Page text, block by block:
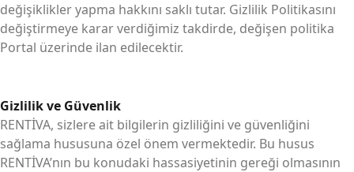
değişiklikler yapma hakkını saklı tutar. Gizlilik Politikasını
değiştirmeye karar verdiğimiz takdirde, değişen politika
Portal üzerinde ilan edilecektir.
Gizlilik ve Güvenlik
RENTİVA, sizlere ait bilgilerin gizliliğini ve güvenliğini
sağlama hususuna özel önem vermektedir. Bu husus
RENTİVA’nın bu konudaki hassasiyetinin gereği olmasının